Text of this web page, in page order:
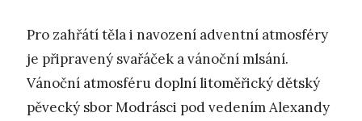
Pro zahřátí těla i navození adventní atmosféry
je připravený svařáček a vánoční mlsání.
Vánoční atmosféru doplní litoměřický dětský
pěvecký sbor Modrásci pod vedením Alexandy